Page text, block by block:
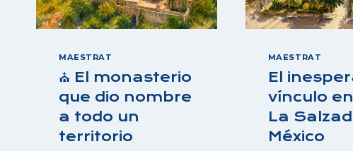
MAESTRAT
⛪ El monasterio
que dio nombre
a todo un
territorio
MAESTRAT
El
vínculo
La
México